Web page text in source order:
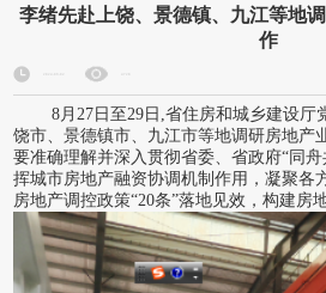
李绪先赴上饶、景德镇、九江等地
作
8月27日至29日,省住房和城乡建设厅
饶市、景德镇市、九江市等地调研房地产
要准确理解并深入贯彻省委、省政府“同
挥城市房地产融资协调机制作用，凝聚各
房地产调控政策“20条”落地见效，构建房